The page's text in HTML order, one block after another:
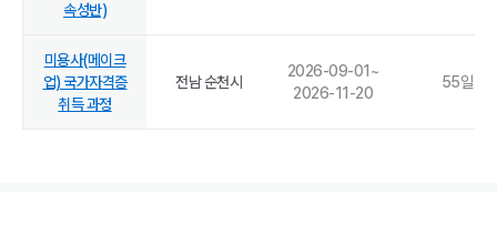
속성반)
미용사(메이크
업) 국가자격증
취득 과정
전남 순천시
2026-09-01 ~
2026-11-20
55일